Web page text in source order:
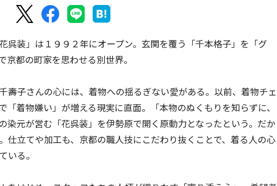
装」は１９９２年にオープン。玄関を覆う「千本格子」を「グ
京都の町家を思わせる別世界。
子さんの心には、着物への揺るぎない愛がある。以前、着物チェ
「着物嫌い」が増える現実に直面。「本物のぬくもりを知らずに、
染元が営む「花呉装」を伊勢原で開く原動力となったという。だか
仕立てや加工も、京都の職人技にこだわり抜くことで、着る人の心
いる。